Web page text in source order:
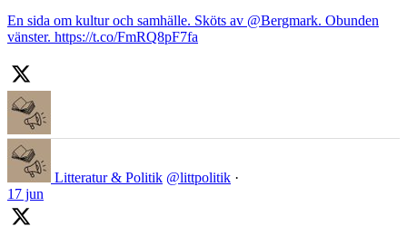
En sida om kultur och samhälle. Sköts av @Bergmark. Obunden
vänster. https://t.co/FmRQ8pF7fa
Litteratur & Politik @littpolitik ·
17 jun